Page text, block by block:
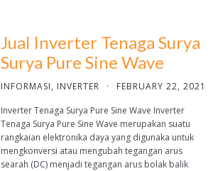
Jual Inverter Tenaga Surya
Surya Pure Sine Wave
INFORMASI, INVERTER ·
FEBRUARY 22, 2021
Inverter Tenaga Surya Pure Sine Wave Inverter
Tenaga Surya Pure Sine Wave merupakan suatu
rangkaian elektronika daya yang digunaka untuk
mengkonversi atau mengubah tegangan arus
searah (DC) menjadi tegangan arus bolak balik